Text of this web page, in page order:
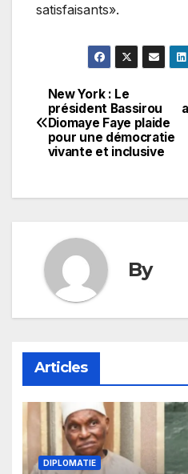
satisfaisants».
Navigation
de
New York : Le
président Bassirou
Diomaye Faye plaide
pour une démocratie
vivante et inclusive
By
Articles
DIPLOMATIE